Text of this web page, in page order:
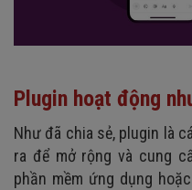
Plugin hoạt động
Như đã chia sẻ, plugin là
ra để mở rộng và cung
phần mềm ứng dụng